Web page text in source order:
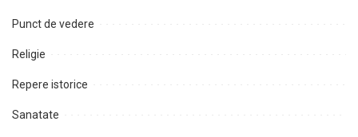
Punct de vedere
Religie
Repere istorice
Sanatate